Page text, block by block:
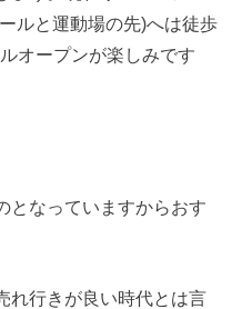
ルと運動場の先)へは徒歩
オープンが楽しみです
となっていますからおす
れ行きが良い時代とは言